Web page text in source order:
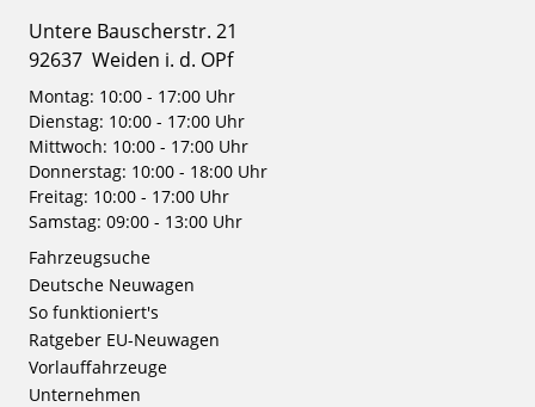
Untere Bauscherstr. 21
92637 Weiden i. d. OPf
Montag: 10:00 - 17:00 Uhr
Dienstag: 10:00 - 17:00 Uhr
Mittwoch: 10:00 - 17:00 Uhr
Donnerstag: 10:00 - 18:00 Uhr
Freitag: 10:00 - 17:00 Uhr
Samstag: 09:00 - 13:00 Uhr
Fahrzeugsuche
Deutsche Neuwagen
So funktioniert's
Ratgeber EU-Neuwagen
Vorlauffahrzeuge
Unternehmen